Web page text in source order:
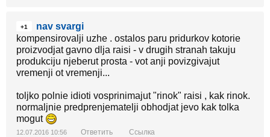
+1
nav svargi
kompensirovalji uzhe . ostalos paru pridurkov kotorie
proizvodjat gavno dlja raisi - v drugih stranah takuju
produkciju njeberut prosta - vot anji povizgivajut
vremenji ot vremenji...
toljko polnie idioti vosprinimajut "rinok" raisi , kak rinok.
normaljnie predprenjematelji obhodjat jevo kak tolka
mogut
12.07.2016 10:56 Ответить Ссылка